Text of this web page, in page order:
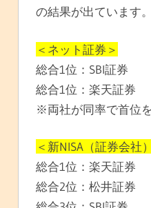
の結果が出ています。
＜ネット証券＞
総合1位：SBI証券
総合1位：楽天証券
※両社が同率で首位
＜新NISA（証券会社
総合1位：楽天証券
総合2位：松井証券